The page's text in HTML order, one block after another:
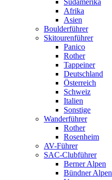
Südamerika
Afrika
Asien
Boulderführer
Skitourenführer
Panico
Rother
Tappeiner
Deutschland
Österreich
Schweiz
Italien
Sonstige
Wanderführer
Rother
Rosenheim
AV-Führer
SAC-Clubführer
Berner Alpen
Bündner Alpen